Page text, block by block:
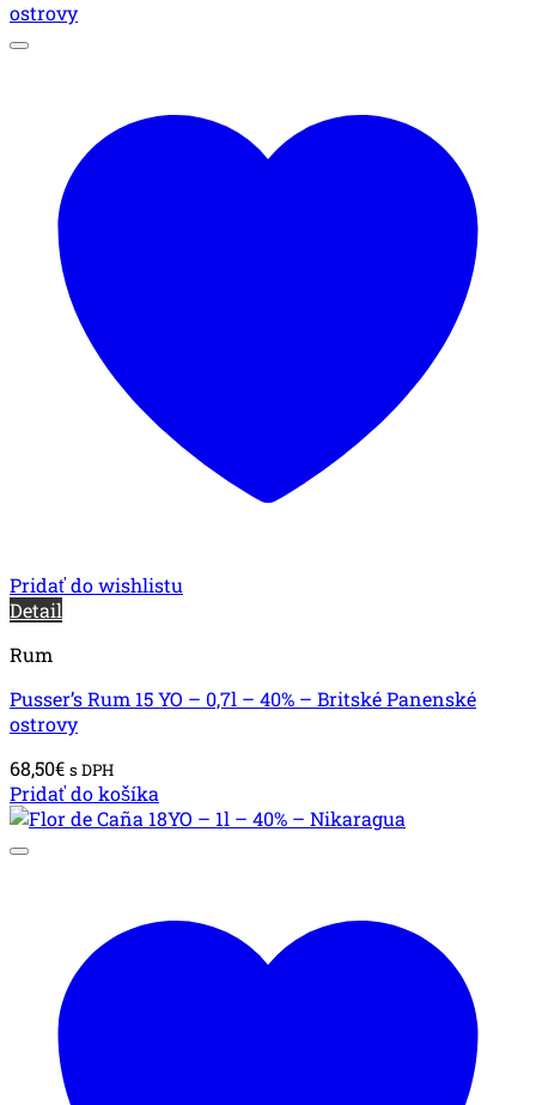
Pridať do wishlistu
Detail
Rum
Pusser’s Rum 15 YO – 0,7l – 40% – Britské Panenské
ostrovy
68,50€ s DPH
Pridať do košíka